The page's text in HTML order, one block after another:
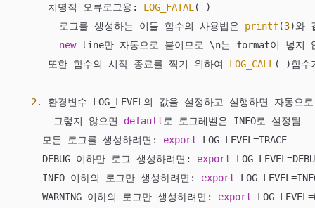
      치명적 오류로그용:
LOG_FATAL ( )
      - 로그를 생성하는 이들 함수의 사용법은
printf(3)와
new line만 자동으로 붙이므로 \n는 format이 넣지
      또한 함수의 시작 종료를 찍기 위하여
LOG_CALL ( )함수
2.
환경변수 LOG_LEVEL의 값을 설정하고 실행하면 자동으
       그렇지 않으면
default로 로그레벨은 INFO로 설정됨
     모든 로그를 생성하려면:
export LOG_LEVEL=TRACE
     DEBUG 이하만 로그 생성하려면:
export
     INFO 이하의 로그만 생성하려면:
export
     WARNING 이하의 로그만 생성하려면:
export